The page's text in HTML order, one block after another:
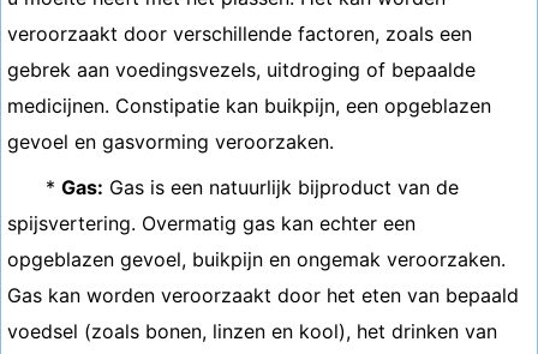
veroorzaakt door verschillende factoren, zoals een
gebrek aan voedingsvezels, uitdroging of bepaalde
medicijnen. Constipatie kan buikpijn, een opgeblazen
gevoel en gasvorming veroorzaken.
* Gas: Gas is een natuurlijk bijproduct van de
spijsvertering. Overmatig gas kan echter een
opgeblazen gevoel, buikpijn en ongemak veroorzaken.
Gas kan worden veroorzaakt door het eten van bepaald
voedsel (zoals bonen, linzen en kool), het drinken van